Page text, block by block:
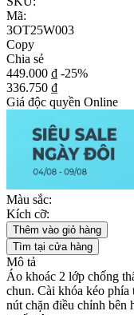
Mã:
3OT25W003
Copy
Chia sẻ
449.000 ₫ -25%
336.750 ₫
Giá độc quyền Online
Màu sắc:
Kích cỡ:
Thêm vào giỏ hàng
Tìm tại cửa hàng
Mô tả
Áo khoác 2 lớp chống
chun. Cài khóa kéo
nút chặn điều chỉnh bên